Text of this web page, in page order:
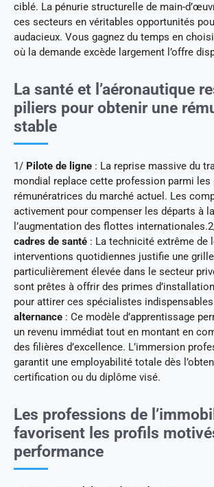
ciblé. La pénurie structurelle de main-
ces secteurs en véritables opportunités
audacieux. Vous gagnez du temps en
où la demande excède largement l’offre
La santé et l’aéronautique
piliers pour obtenir une
stable
1/ Pilote de ligne : La reprise massive du
mondial replace cette profession parmi les
rémunératrices du marché actuel. Les
activement pour compenser les départs à
l’augmentation des flottes
cadres de santé : La technicité extrême de
interventions quotidiennes justifie une
particulièrement élevée dans le secteur
sont prêtes à offrir des primes
pour attirer ces spécialistes
alternance : Ce modèle d’apprentissage
un revenu immédiat tout en montant en
des filières d’excellence. L’immersion
garantit une employabilité totale dès
certification ou du diplôme visé.
Les professions de
favorisent les profils
performance